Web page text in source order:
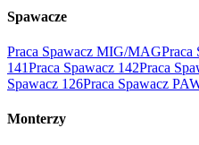
Spawacze
Praca Spawacz MIG/MAGPraca
141Praca Spawacz 142Praca
Spawacz 126Praca Spawacz
Monterzy